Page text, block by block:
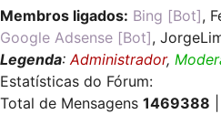
Membros ligados: Bing [Bot],
Google Adsense [Bot],
Legenda:Administrador,
Estatísticas do Fórum:
Total de Mensagens 1469388